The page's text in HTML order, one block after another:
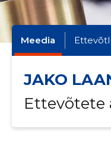
Meedia
JAKO
Ettevõtete